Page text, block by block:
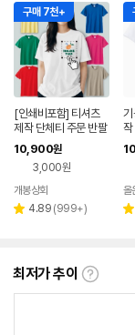
구매 7천+
[인쇄비포함] 티셔츠
제작 단체티 주문 반팔
티 소량 프린팅 커스텀
인쇄
10,900원
3,000원
개봉상회
별 4.89 리
(999+)
기
작
쿨
올
별
최저가 추이
최